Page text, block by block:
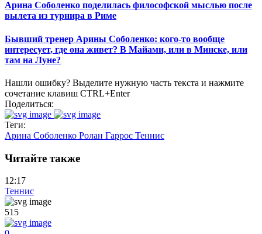
Арина Соболенко поделилась философской мыслью после
вылета из турнира в Риме
Бывший тренер Арины Соболенко: кого-то вообще
интересует, где она живет? В Майами, или в Минске, или
там на Луне?
Нашли ошибку? Выделите нужную часть текста и нажмите
сочетание клавиш CTRL+Enter
Поделиться:
Теги:
Арина Соболенко Ролан Гаррос Теннис
Читайте также
12:17
Теннис
515